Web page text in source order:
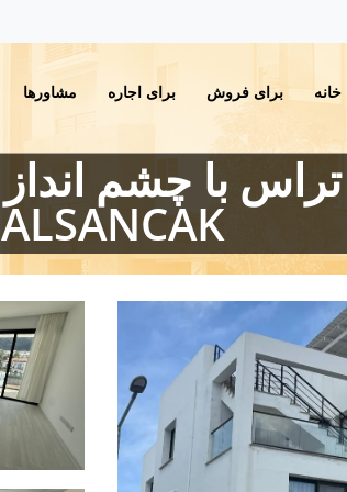
برای فروش برای اجاره مشاورها
ALSANCAK!!